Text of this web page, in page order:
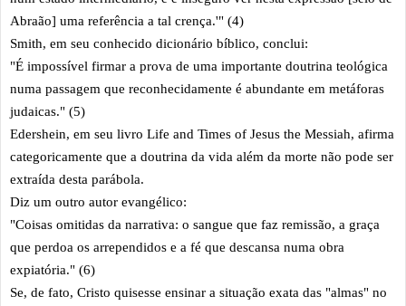
Abraão] uma referência a tal crença.'" (4)
Smith, em seu conhecido dicionário bíblico, conclui:
"É impossível firmar a prova de uma importante doutrina teológica
numa passagem que reconhecidamente é abundante em metáforas
judaicas." (5)
Edershein, em seu livro Life and Times of Jesus the Messiah, afirma
categoricamente que a doutrina da vida além da morte não pode ser
extraída desta parábola.
Diz um outro autor evangélico:
"Coisas omitidas da narrativa: o sangue que faz remissão, a graça
que perdoa os arrependidos e a fé que descansa numa obra
expiatória." (6)
Se, de fato, Cristo quisesse ensinar a situação exata das "almas" no